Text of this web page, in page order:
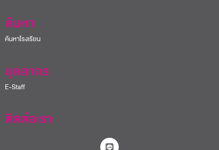
ค้นหา
ค้นหาโรงเรียน
บุคลากร
E-Staff
ติดต่อเรา